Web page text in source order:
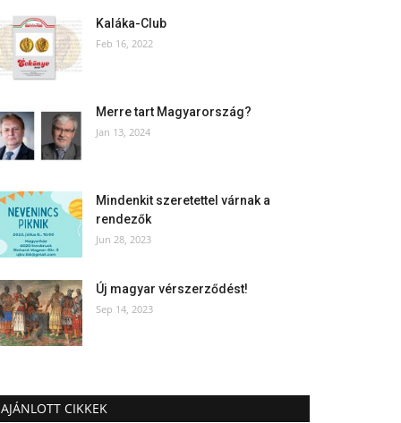
Kaláka-Club
Feb 16, 2022
Merre tart Magyarország?
Jan 13, 2024
Mindenkit szeretettel várnak a
rendezők
Jun 28, 2023
Új magyar vérszerződést!
Sep 14, 2023
AJÁNLOTT CIKKEK